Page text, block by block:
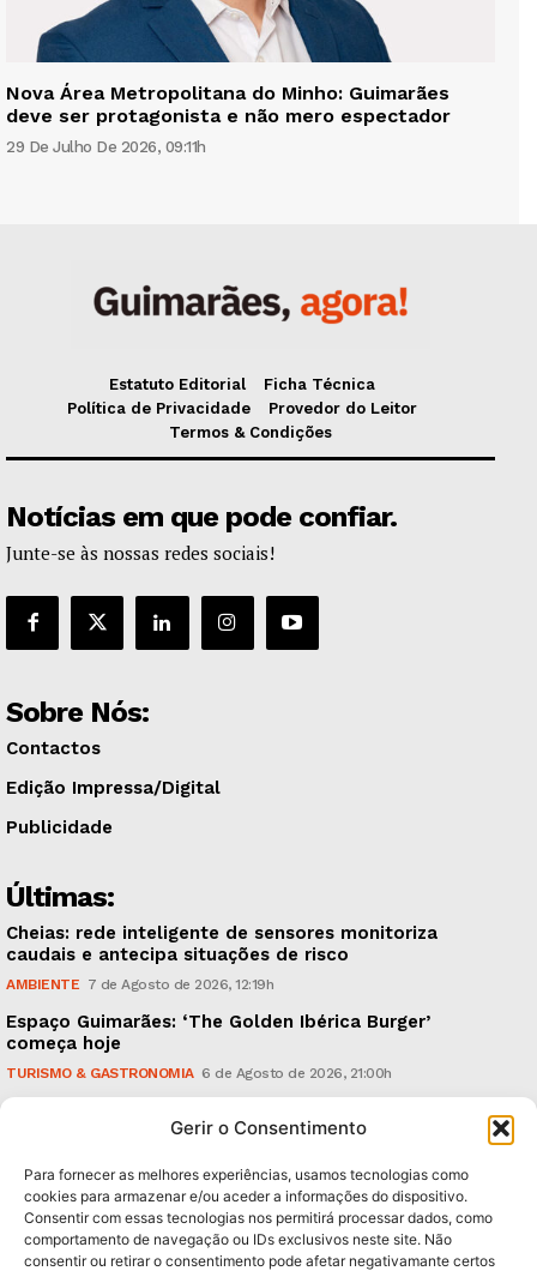
Gerir o Consentimento
Para fornecer as melhores experiências, usamos tecnologias como
cookies para armazenar e/ou aceder a informações do dispositivo.
Consentir com essas tecnologias nos permitirá processar dados, como
comportamento de navegação ou IDs exclusivos neste site. Não
consentir ou retirar o consentimento pode afetar negativamante certos
Nova Área Metropolitana do Minho: Guimarães
deve ser protagonista e não mero espectador
29 De Julho De 2026, 09:11h
Estatuto Editorial
Ficha Técnica
Política de Privacidade
Provedor do Leitor
Termos & Condições
Notícias em que pode confiar.
Junte-se às nossas redes sociais!
Sobre Nós:
Contactos
Edição Impressa/Digital
Publicidade
Últimas:
Cheias: rede inteligente de sensores monitoriza
caudais e antecipa situações de risco
AMBIENTE 7 de Agosto de 2026, 12:19h
Espaço Guimarães: ‘The Golden Ibérica Burger’
começa hoje
TURISMO & GASTRONOMIA 6 de Agosto de 2026, 21:00h
Subscreva Newsletter: